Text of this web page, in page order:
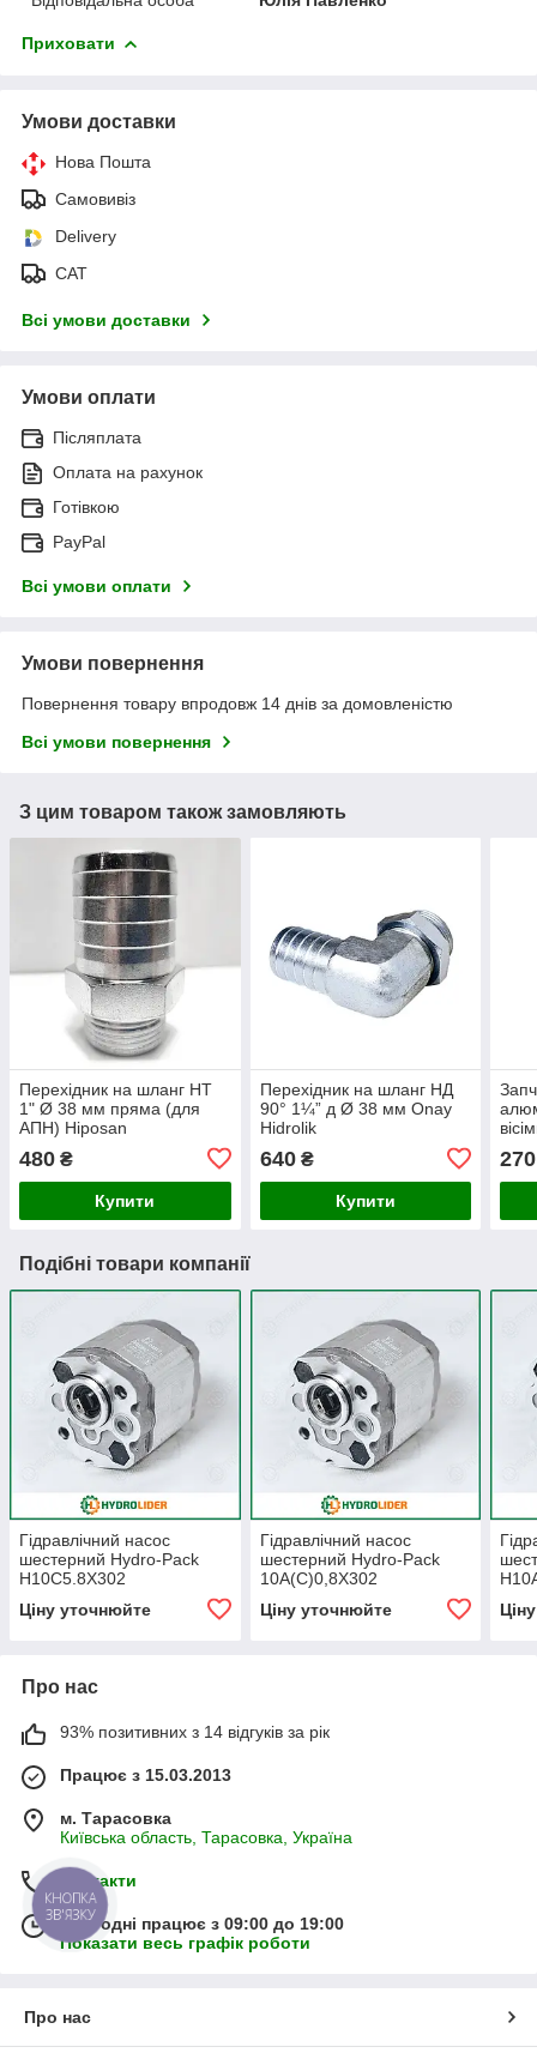
Приховати
Умови доставки
Нова Пошта
Самовивіз
Delivery
САТ
Всі умови доставки
Умови оплати
Післяплата
Оплата на рахунок
Готівкою
PayPal
Всі умови оплати
Умови повернення
Повернення товару впродовж 14 днів за домовленістю
Всі умови повернення
З цим товаром також замовляють
Перехідник на шланг НТ
1" Ø 38 мм пряма (для
АПН) Hiposan
480 ₴
Купити
Перехідник на шланг НД
90° 1¼” д Ø 38 мм Onay
Hidrolik
640₴
Купити
270
Подібні товари компанії
Гідравлічний насос
шестерний Hydro-Pack
H10C5.8X302
Ціну уточнюйте
Гідравлічний насос
шестерний Hydro-Pack
10A(C)0,8X302
Ціну уточнюйте
Про нас
93% позитивних з 14 відгуків за рік
Працює з 15.03.2013
м. Тарасовка
Київська область, Тарасовка, Україна
Контакти
Сьогодні працює з 09:00 до 19:00
Показати весь графік роботи
Про нас
КНОПКА
ЗВ'ЯЗКУ